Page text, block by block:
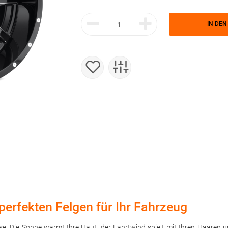
IN
Felgen für Ihr Fahrzeug